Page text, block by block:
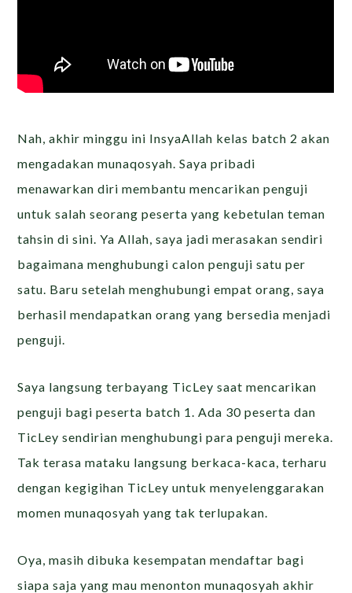
Nah, akhir minggu ini InsyaAllah kelas batch 2 akan
mengadakan munaqosyah. Saya pribadi
menawarkan diri membantu mencarikan penguji
untuk salah seorang peserta yang kebetulan teman
tahsin di sini. Ya Allah, saya jadi merasakan sendiri
bagaimana menghubungi calon penguji satu per
satu. Baru setelah menghubungi empat orang, saya
berhasil mendapatkan orang yang bersedia menjadi
penguji.
Saya langsung terbayang TicLey saat mencarikan
penguji bagi peserta batch 1. Ada 30 peserta dan
TicLey sendirian menghubungi para penguji mereka.
Tak terasa mataku langsung berkaca-kaca, terharu
dengan kegigihan TicLey untuk menyelenggarakan
momen munaqosyah yang tak terlupakan.
Oya, masih dibuka kesempatan mendaftar bagi
siapa saja yang mau menonton munaqosyah akhir